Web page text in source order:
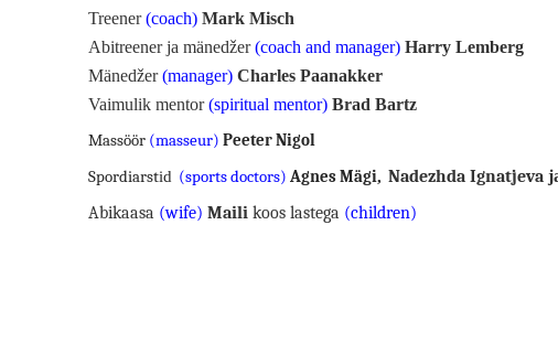
Treener(coach) Mark Misch
Abitreener ja mänedžer(coach and manager) Harry Lemberg
Mänedžer(manager) Charles Paanakker
Vaimulik mentor(spiritual mentor) Brad Bartz
Massöör (masseur) Peeter Nigol
Spordiarstid (sports doctors) Agnes Mägi, Nadezhda Ignatjeva
Abikaasa (wife) Maili koos lastega (children)